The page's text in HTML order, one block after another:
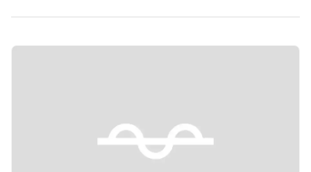
Previous slide